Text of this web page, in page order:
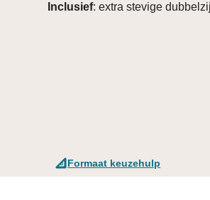
Inclusief: extra stevige
Formaat keuzehulp